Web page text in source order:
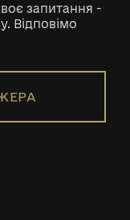
запитання -
Відповімо